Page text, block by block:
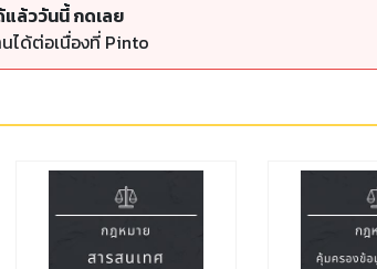
แล้ววันนี้ กดเลย
ได้ต่อเนื่องที่ Pinto